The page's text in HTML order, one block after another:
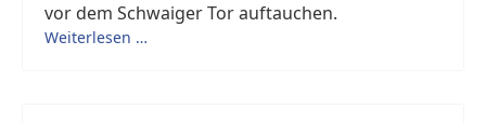
vor dem Schwaiger Tor auftauchen.
Weiterlesen …